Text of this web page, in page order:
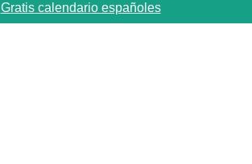
Gratis calendario españoles